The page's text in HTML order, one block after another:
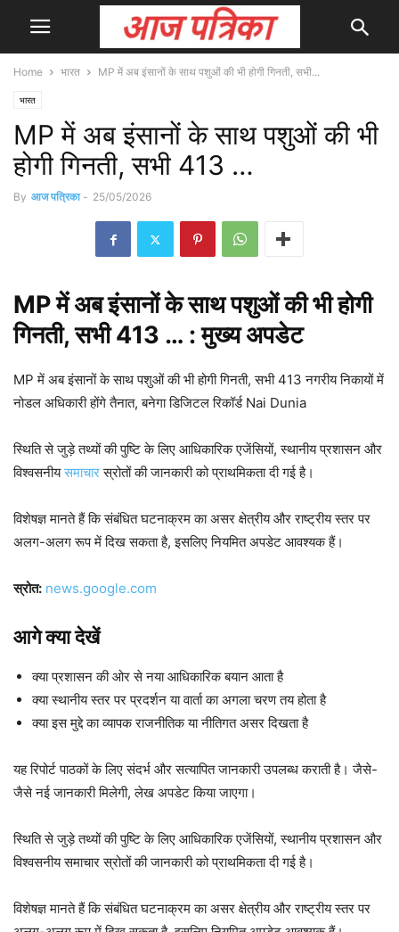
Home भारत MP में अब इंसानों के साथ पशुओं की भी होगी गिनती, सभी...
भारत
MP में अब इंसानों के साथ पशुओं की भी
होगी गिनती, सभी 413 …
By आज पत्रिका - 25/05/2026
MP में अब इंसानों केसाथपशुओं की भी होगी
गिनती, सभी 413 … : मुख्यअपडेट
MP में अब इंसानों के साथ पशुओं की भी होगी गिनती, सभी 413 नगरीय निकायों में
नोडल अधिकारी होंगे तैनात, बनेगा डिजिटल रिकॉर्ड Nai Dunia
स्थिति से जुड़े तथ्यों की पुष्टि के लिए आधिकारिक एजेंसियों, स्थानीय प्रशासन और
विश्वसनीयसमाचारस्रोतों की जानकारी को प्राथमिकता दी गई है।
विशेषज्ञ मानते हैं कि संबंधित घटनाक्रम का असर क्षेत्रीय और राष्ट्रीय स्तर पर
अलग-अलग रूप में दिख सकता है, इसलिए नियमित अपडेट आवश्यक हैं।
स्रोत: news.google.com
आगे क्या देखें
क्या प्रशासन की ओर से नया आधिकारिक बयान आता है
क्या स्थानीय स्तर पर प्रदर्शन या वार्ता का अगला चरण तय होता है
क्या इस मुद्दे का व्यापक राजनीतिक या नीतिगत असर दिखता है
यह रिपोर्ट पाठकों के लिए संदर्भ और सत्यापित जानकारी उपलब्ध कराती है। जैसे-
जैसे नई जानकारी मिलेगी, लेख अपडेट किया जाएगा।
स्थिति से जुड़े तथ्यों की पुष्टि के लिए आधिकारिक एजेंसियों, स्थानीय प्रशासन और
विश्वसनीय समाचार स्रोतों की जानकारी को प्राथमिकता दी गई है।
विशेषज्ञ मानते हैं कि संबंधित घटनाक्रम का असर क्षेत्रीय और राष्ट्रीय स्तर पर